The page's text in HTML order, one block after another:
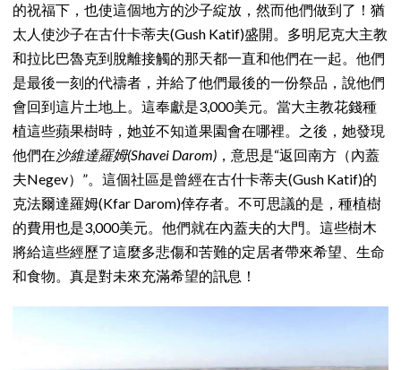
的祝福下，也使這個地方的沙子綻放，然而他們做到了！猶
太人使沙子在古什卡蒂夫(Gush Katif)盛開。多明尼克大主教
和拉比巴魯克到脫離接觸的那天都一直和他們在一起。他們
是最後一刻的代禱者，并給了他們最後的一份祭品，說他們
會回到這片土地上。這奉獻是3,000美元。當大主教花錢種
植這些蘋果樹時，她並不知道果園會在哪裡。之後，她發現
他們在沙維達羅姆(Shavei Darom) ，意思是“返回南方（內蓋
夫Negev）”。這個社區是曾經在古什卡蒂夫(Gush Katif)的
克法爾達羅姆(Kfar Darom)倖存者。不可思議的是，種植樹
的費用也是3,000美元。他們就在內蓋夫的大門。這些樹木
將給這些經歷了這麼多悲傷和苦難的定居者帶來希望、生命
和食物。真是對未來充滿希望的訊息！